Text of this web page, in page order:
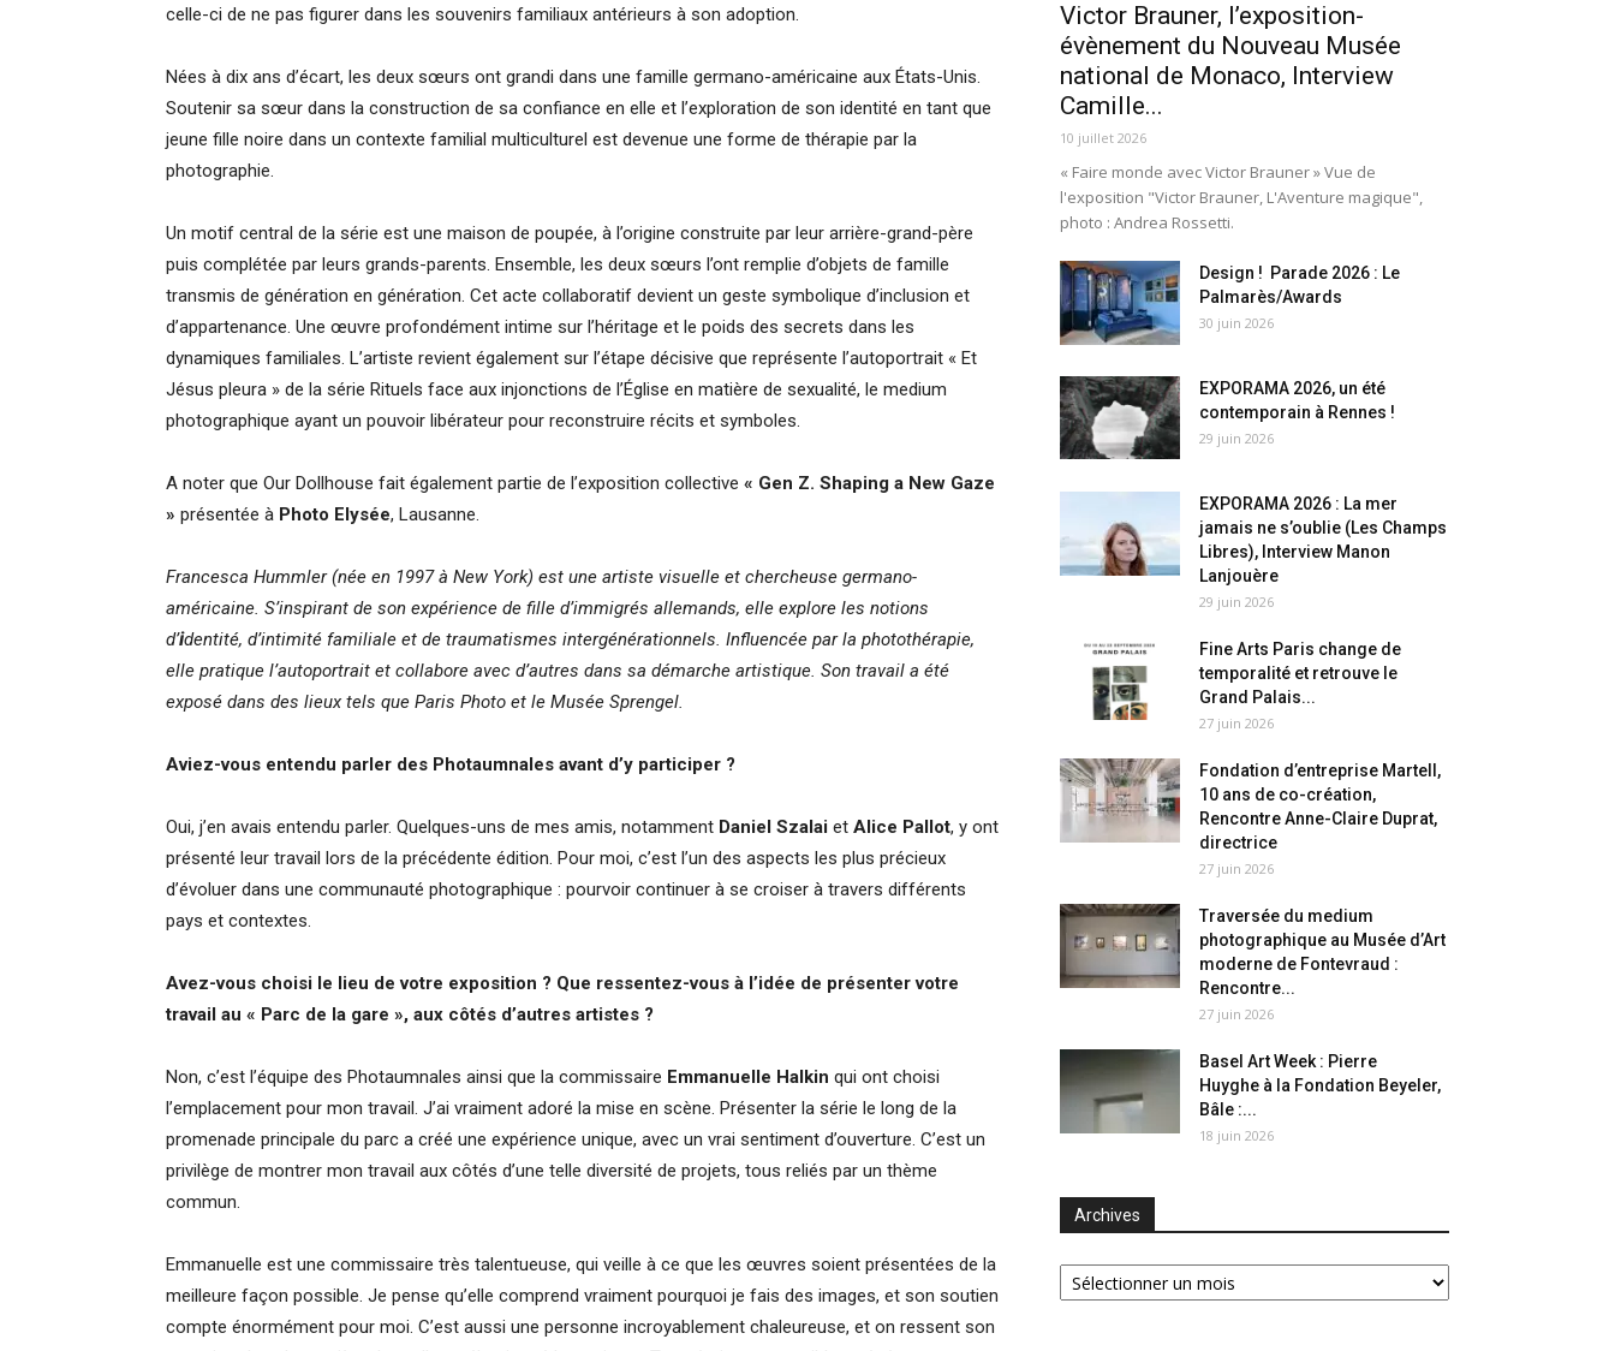
celle-ci de ne pas figurer dans les souvenirs familiaux antérieurs à son adoption.
Nées à dix ans d’écart, les deux sœurs ont grandi dans une famille germano-américaine aux États-Unis.
Soutenir sa sœur dans la construction de sa confiance en elle et l’exploration de son identité en tant que
jeune fille noire dans un contexte familial multiculturel est devenue une forme de thérapie par la
photographie.
Un motif central de la série est une maison de poupée, à l’origine construite par leur arrière-grand-père
puis complétée par leurs grands-parents. Ensemble, les deux sœurs l’ont remplie d’objets de famille
transmis de génération en génération. Cet acte collaboratif devient un geste symbolique d’inclusion et
d’appartenance. Une œuvre profondément intime sur l’héritage et le poids des secrets dans les
dynamiques familiales. L’artiste revient également sur l’étape décisive que représente l’autoportrait « Et
Jésus pleura » de la série Rituels face aux injonctions de l’Église en matière de sexualité, le medium
photographique ayant un pouvoir libérateur pour reconstruire récits et symboles.
A noter que Our Dollhouse fait également partie de l’exposition collective « Gen Z. Shaping a New Gaze
» présentée à Photo Elysée, Lausanne.
Francesca Hummler (née en 1997 à New York) est une artiste visuelle et chercheuse germano-
américaine. S’inspirant de son expérience de fille d’immigrés allemands, elle explore les notions
d’identité, d’intimité familiale et de traumatismes intergénérationnels. Influencée par la photothérapie,
elle pratique l’autoportrait et collabore avec d’autres dans sa démarche artistique. Son travail a été
exposé dans des lieux tels que Paris Photo et le Musée Sprengel.
Aviez-vous entendu parler des Photaumnales avant d’y participer ?
Oui, j’en avais entendu parler. Quelques-uns de mes amis, notamment Daniel Szalai et Alice Pallot, y ont
présenté leur travail lors de la précédente édition. Pour moi, c’est l’un des aspects les plus précieux
d’évoluer dans une communauté photographique : pourvoir continuer à se croiser à travers différents
pays et contextes.
Avez-vous choisi le lieu de votre exposition ? Que ressentez-vous à l’idée de présenter votre
travail au « Parc de la gare », aux côtés d’autres artistes ?
Non, c’est l’équipe des Photaumnales ainsi que la commissaire Emmanuelle Halkin qui ont choisi
l’emplacement pour mon travail. J’ai vraiment adoré la mise en scène. Présenter la série le long de la
promenade principale du parc a créé une expérience unique, avec un vrai sentiment d’ouverture. C’est un
privilège de montrer mon travail aux côtés d’une telle diversité de projets, tous reliés par un thème
commun.
Emmanuelle est une commissaire très talentueuse, qui veille à ce que les œuvres soient présentées de la
meilleure façon possible. Je pense qu’elle comprend vraiment pourquoi je fais des images, et son soutien
compte énormément pour moi. C’est aussi une personne incroyablement chaleureuse, et on ressent son
Victor Brauner, l’exposition-
évènement du Nouveau Musée
national de Monaco, Interview
Camille...
10 juillet 2026
« Faire monde avec Victor Brauner » Vue de
l'exposition "Victor Brauner, L'Aventure magique",
photo : Andrea Rossetti.
Design ! Parade 2026 : Le
Palmarès/Awards
30 juin 2026
EXPORAMA 2026, un été
contemporain à Rennes !
29 juin 2026
EXPORAMA 2026 : La mer
jamais ne s’oublie (Les Champs
Libres), Interview Manon
Lanjouère
29 juin 2026
Fine Arts Paris change de
temporalité et retrouve le
Grand Palais...
27 juin 2026
Fondation d’entreprise Martell,
10 ans de co-création,
Rencontre Anne-Claire Duprat,
directrice
27 juin 2026
Traversée du medium
photographique au Musée d’Art
moderne de Fontevraud :
Rencontre...
27 juin 2026
Basel Art Week : Pierre
Huyghe à la Fondation Beyeler,
Bâle :...
18 juin 2026
Archives
Archives